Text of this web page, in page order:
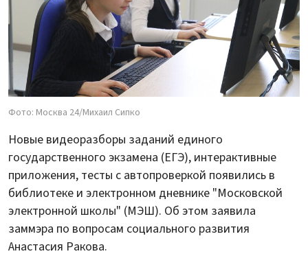
Фото: Москва 24/Михаил Сипко
Новые видеоразборы заданий единого
государственного экзамена (ЕГЭ), интерактивные
приложения, тесты с автопроверкой появились в
библиотеке и электронном дневнике "Московской
электронной школы" (МЭШ). Об этом заявила
заммэра по вопросам социального развития
Анастасия Ракова.